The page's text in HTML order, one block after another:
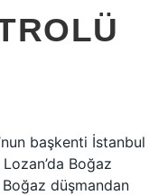
başkenti İstanbul
Boğaz
Boğaz düşmandan